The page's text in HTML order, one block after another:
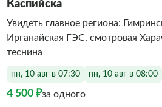
Каспийска
Увидеть главное региона:
Ирганайская ГЭС, смотровая
теснина
пн, 10 авг в 07:30 пн, 10 авг в 08:00
4 500 ₽за одного